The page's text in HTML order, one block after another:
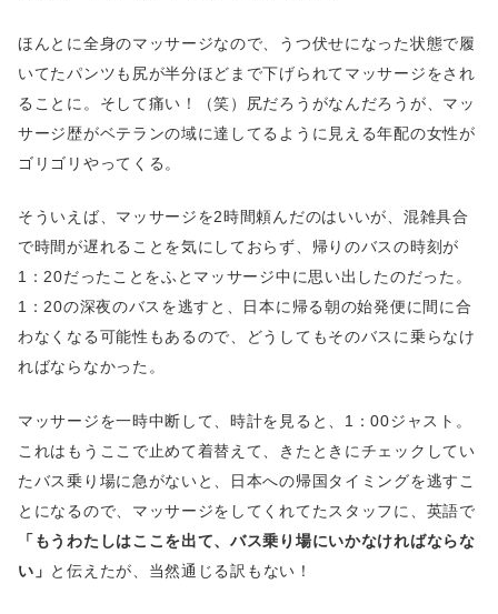
ほんとに全身のマッサージなので、うつ伏せになった状態で履
いてたパンツも尻が半分ほどまで下げられてマッサージをされ
ることに。そして痛い！（笑）尻だろうがなんだろうが、マッ
サージ歴がベテランの域に達してるように見える年配の女性が
ゴリゴリやってくる。
そういえば、マッサージを2時間頼んだのはいいが、混雑具合
で時間が遅れることを気にしておらず、帰りのバスの時刻が
1：20だったことをふとマッサージ中に思い出したのだった。
1：20の深夜のバスを逃すと、日本に帰る朝の始発便に間に合
わなくなる可能性もあるので、どうしてもそのバスに乗らなけ
ればならなかった。
マッサージを一時中断して、時計を見ると、1：00ジャスト。
これはもうここで止めて着替えて、きたときにチェックしてい
たバス乗り場に急がないと、日本への帰国タイミングを逃すこ
とになるので、マッサージをしてくれてたスタッフに、英語で
「もうわたしはここを出て、バス乗り場にいかなければならな
い」 と伝えたが、当然通じる訳もない！